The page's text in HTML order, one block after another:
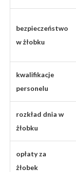
bezpieczeństwo
w żłobku
kwalifikacje
personelu
rozkład dnia w
żłobku
opłaty za
żłobek